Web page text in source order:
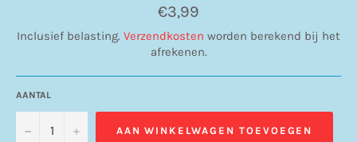
Normale
prijs
€3,99
Inclusief belasting. Verzendkosten worden berekend bij het
afrekenen.
AANTAL
− + AAN WINKELWAGEN TOEVOEGEN